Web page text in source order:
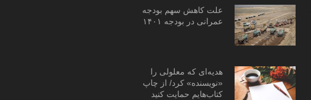
علت کاهش سهم بودجه
عمرانی در بودجه ۱۴۰۱
هدیه‌ای که معلولی را
«نویسنده» کرد/ از چاپ
کتاب‌هایم حمایت کنید